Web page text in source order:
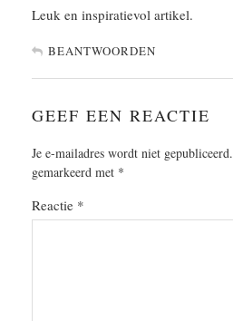
Leuk en inspiratievol artikel.
BEANTWOORDEN
GEEF EEN REACTIE
Je e-mailadres wordt niet gepubliceerd.
gemarkeerd met *
Reactie *